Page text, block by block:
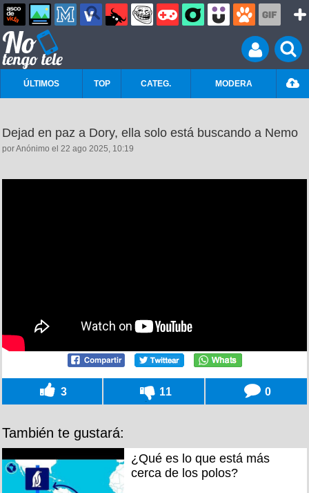
ÚLTIMOS TOP CATEG. MODERA
Dejad en paz a Dory, ella solo está buscando a Nemo
por Anónimo el 22 ago 2025, 10:19
3 11 0
También te gustará:
¿Qué es lo que está más
cerca de los polos?